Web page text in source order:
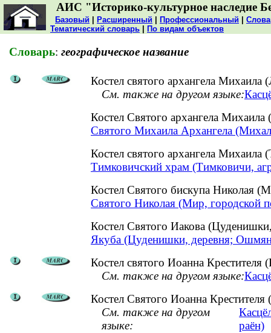
АИС "Историко-культурное наследие
Базовый Расширенный Профессиональный
Тематический словарь
По видам объектов
Словарь: географическое название
Костел святого архангела Михаила
См. также на другом языке:
Костел Святого архангела
Святого Михаила Архангела
Костел святого архангела
Тимковичский храм (Тимковичи,
Костел Святого бискупа Николая
Святого Николая (Мир, городской
Костел Святого Иакова
Якуба (Цуденишки, деревня;
Костел святого Иоанна
См. также на другом языке:
Костел Святого Иоанна
См. также на другом
языке:
раён)